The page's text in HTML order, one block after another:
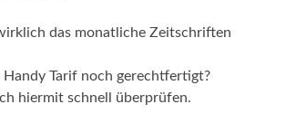
das monatliche Zeitschriften
Handy Tarif noch gerechtfertigt?
hiermit schnell überprüfen.